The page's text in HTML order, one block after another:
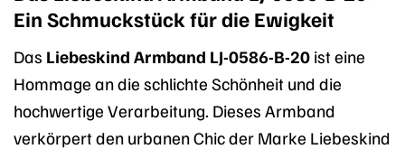
Ein Schmuckstück für die Ewigkeit
Das Liebeskind Armband LJ-0586-B-20 ist eine
Hommage an die schlichte Schönheit und die
hochwertige Verarbeitung. Dieses Armband
verkörpert den urbanen Chic der Marke Liebeskind